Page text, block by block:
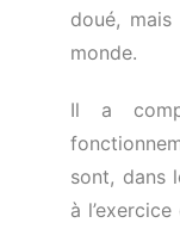
doué,
monde.
Il a
sont, dans
à